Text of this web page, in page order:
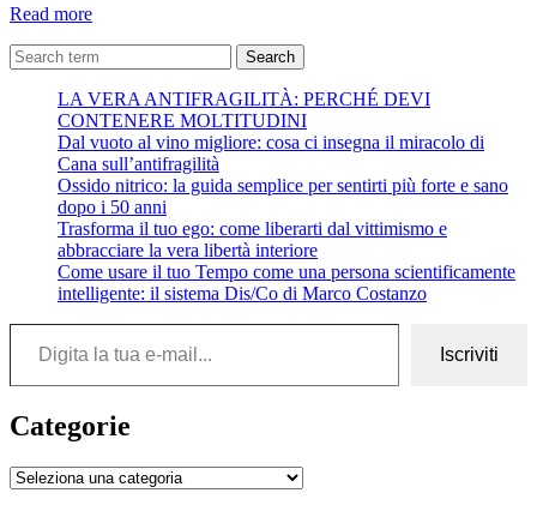
Read moreLo
–
Search
LA VERA ANTIFRAGILITÀ: PERCHÉ DEVI
CONTENERE MOLTITUDINI
Dal vuoto al vino migliore: cosa ci insegna il miracolo di
Cana sull’antifragilità
Ossido nitrico: la guida semplice per sentirti più forte e sano
dopo i 50 anni
Trasforma il tuo ego: come liberarti dal vittimismo e
abbracciare la vera libertà interiore
Come usare il tuo Tempo come una persona scientificamente
intelligente: il sistema Dis/Co di Marco Costanzo
Digita la tua e-mail...
Iscriviti
Categorie
Categorie